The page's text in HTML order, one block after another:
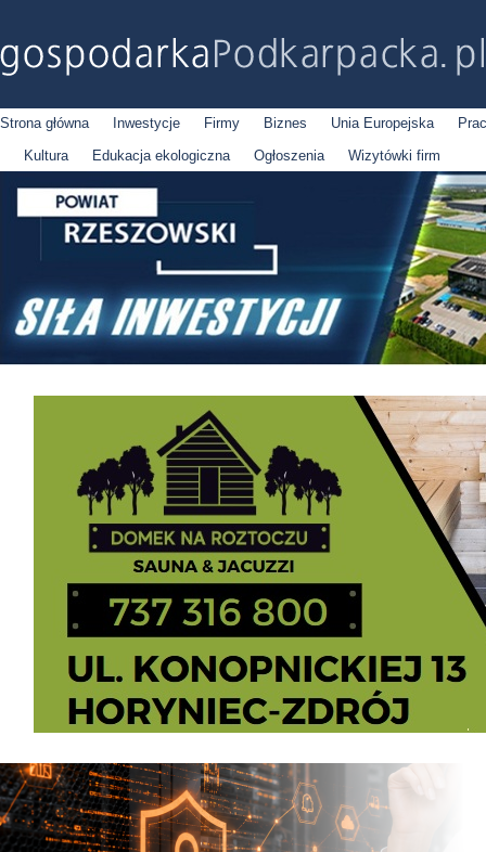
Strona główna Inwestycje Firmy Biznes Unia Europejska
Kultura
Edukacja ekologiczna Ogłoszenia Wizytówki firm